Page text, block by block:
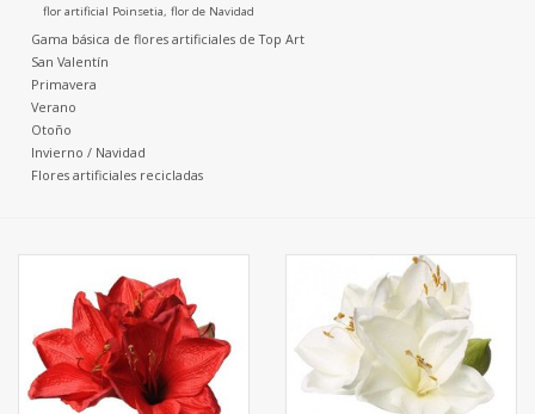
flor artificial Poinsetia, flor de Navidad
Gama básica de flores artificiales de Top Art
San Valentín
Primavera
Verano
Otoño
Invierno / Navidad
Flores artificiales recicladas